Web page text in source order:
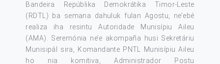
Bandeira Repúblika Demokrátika Timor-Leste
(RDTL) ba semana dahuluk fulan Agostu, ne’ebé
realiza iha resintu Autoridade Munisípiu Aileu
(AMA). Seremónia ne’e akompaña husi Sekretáriu
Munisipál sira, Komandante PNTL Munisípiu Aileu
ho nia komitiva, Administrador Postu